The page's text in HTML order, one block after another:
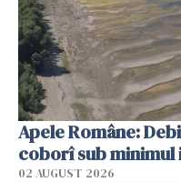
Apele Române:
coborî sub minimul
02 AUGUST 2026